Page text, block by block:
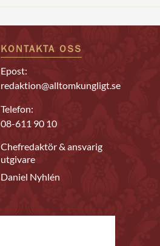
KONTAKTA OSS
Epost:
redaktion@alltomkungligt.se
Telefon:
08-611 90 10
Chefredaktör & ansvarig
utgivare
Daniel Nyhlén